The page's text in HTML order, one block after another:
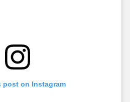
post on Instagram